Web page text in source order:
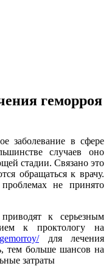
геморроя
заболевание в сфере
случаев оно
стадии. Связано это
обращаться к врачу.
не принято
к серьезным
к проктологу на
для лечения
тем больше шансов на
затраты